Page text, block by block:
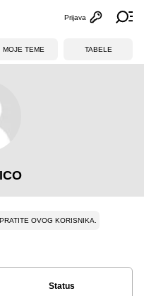
Otvori
Prijava
MOJE TEME TABELE
OVOG KORISNIKA.
Status